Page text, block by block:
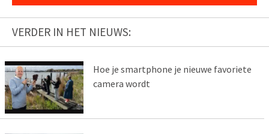
VERDER IN HET NIEUWS:
Hoe je smartphone je nieuwe favoriete
camera wordt